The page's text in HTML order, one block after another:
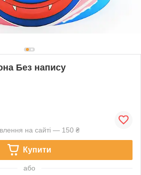
Без напису
на сайті — 150 ₴
Купити
або